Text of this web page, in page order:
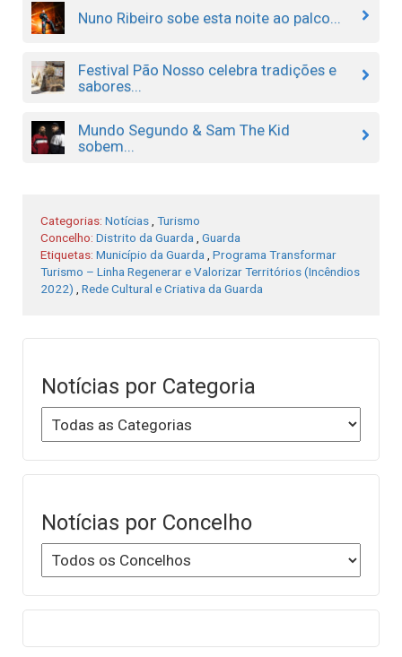
Nuno Ribeiro sobe esta noite ao palco...
Festival Pão Nosso celebra tradições e
sabores...
Mundo Segundo & Sam The Kid
sobem...
Categorias: Notícias Turismo
Concelho: Distrito da Guarda
Guarda
Etiquetas: Município da Guarda
Programa Transformar
Turismo – Linha Regenerar e Valorizar Territórios (Incêndios
2022)
Rede Cultural e Criativa da Guarda
Notícias por Categoria
Notícias por Concelho